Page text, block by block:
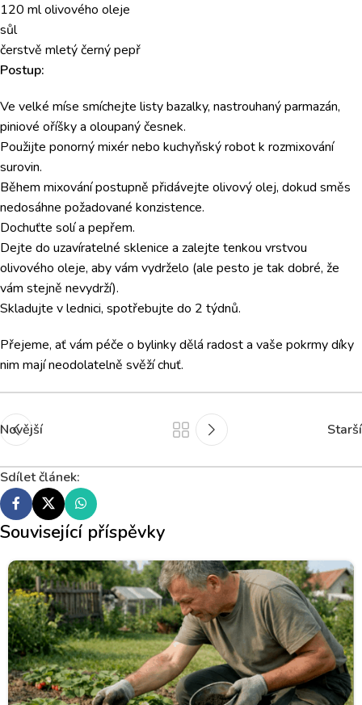
120 ml olivového oleje
sůl
čerstvě mletý černý pepř
Postup:
Ve velké míse smíchejte listy bazalky, nastrouhaný parmazán,
piniové oříšky a oloupaný česnek.
Použijte ponorný mixér nebo kuchyňský robot k rozmixování
surovin.
Během mixování postupně přidávejte olivový olej, dokud směs
nedosáhne požadované konzistence.
Dochuťte solí a pepřem.
Dejte do uzavíratelné sklenice a zalejte tenkou vrstvou
olivového oleje, aby vám vydrželo (ale pesto je tak dobré, že
vám stejně nevydrží).
Skladujte v lednici, spotřebujte do 2 týdnů.
Přejeme, ať vám péče o bylinky dělá radost a vaše pokrmy díky
nim mají neodolatelně svěží chuť.
Novější Starší
Sdílet článek:
Související příspěvky